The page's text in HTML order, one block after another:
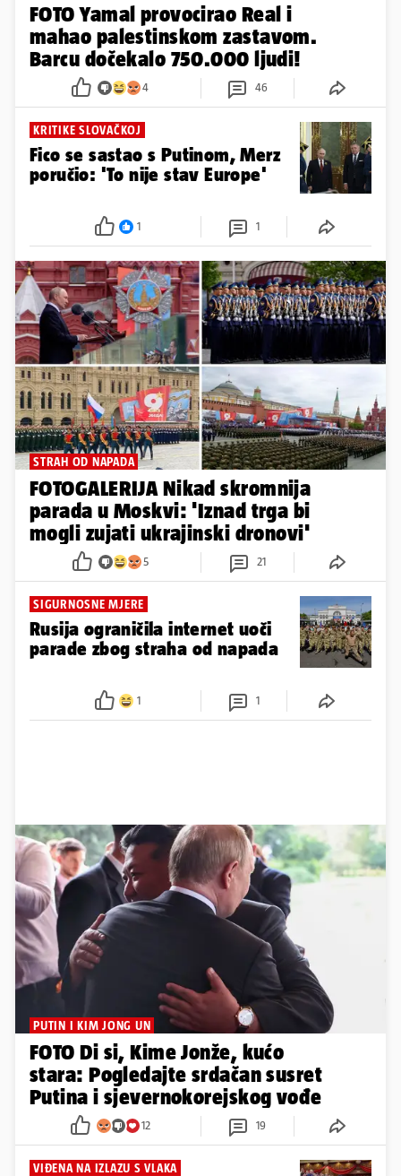
FOTO Yamal provocirao Real i
mahao palestinskom zastavom.
Barcu dočekalo 750.000 ljudi!
4 46
KRITIKE SLOVAČKOJ
Fico se sastao s Putinom, Merz
poručio: 'To nije stav Europe'
1 1
STRAH OD NAPADA
FOTOGALERIJA Nikad skromnija
parada u Moskvi: 'Iznad trga bi
mogli zujati ukrajinski dronovi'
5 21
SIGURNOSNE MJERE
Rusija ograničila internet uoči
parade zbog straha od napada
1 1
PUTIN I KIM JONG UN
FOTO Di si, Kime Jonže, kućo
stara: Pogledajte srdačan susret
Putina i sjevernokorejskog vođe
12 19
VIĐENA NA IZLAZU S VLAKA